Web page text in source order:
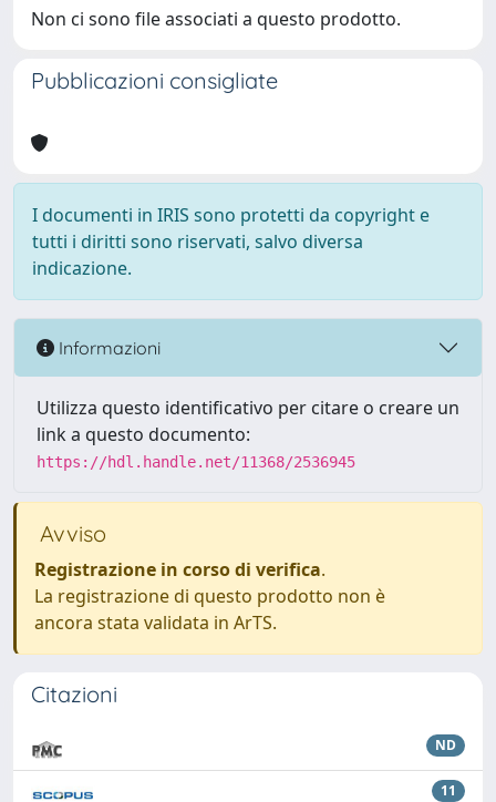
Non ci sono file associati a questo prodotto.
Pubblicazioni consigliate
I documenti in IRIS sono protetti da copyright e
tutti i diritti sono riservati, salvo diversa
indicazione.
Informazioni
Utilizza questo identificativo per citare o creare un
link a questo documento:
https://hdl.handle.net/11368/2536945
Avviso
Registrazione in corso di verifica.
La registrazione di questo prodotto non è
ancora stata validata in ArTS.
Citazioni
ND
11